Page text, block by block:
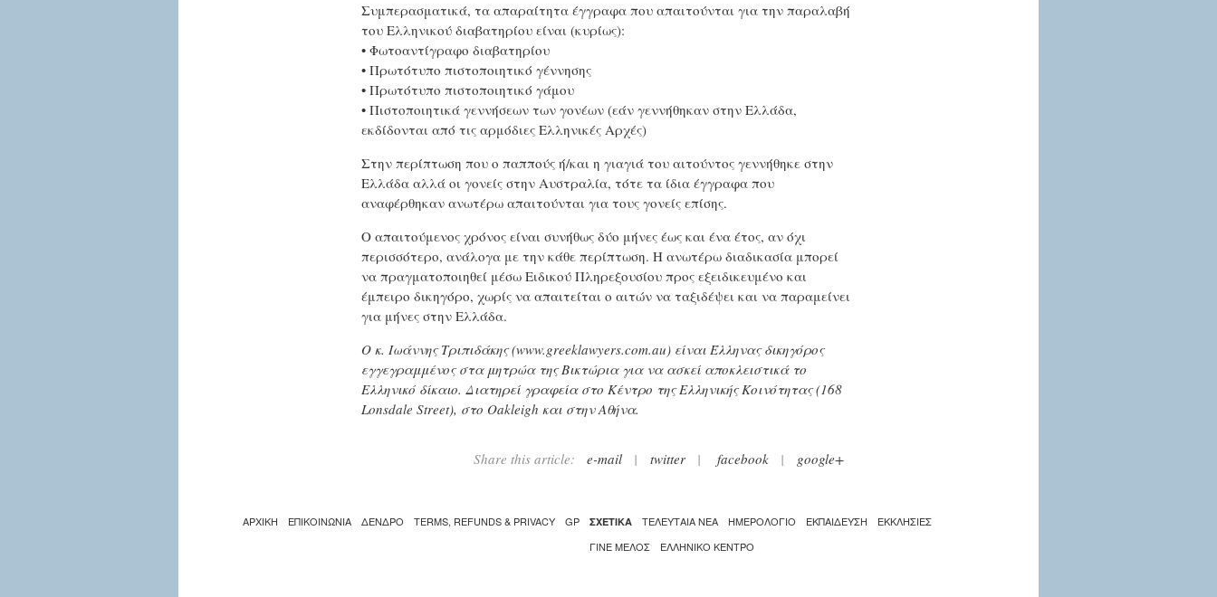
Συμπερασματικά, τα απαραίτητα έγγραφα που απαιτούνται για την παραλαβή
του Ελληνικού διαβατηρίου είναι (κυρίως):
• Φωτοαντίγραφο διαβατηρίου
• Πρωτότυπο πιστοποιητικό γέννησης
• Πρωτότυπο πιστοποιητικό γάμου
• Πιστοποιητικά γεννήσεων των γονέων (εάν γεννήθηκαν στην Ελλάδα,
εκδίδονται από τις αρμόδιες Ελληνικές Αρχές)
Στην περίπτωση που ο παππούς ή/και η γιαγιά του αιτούντος γεννήθηκε στην
Ελλάδα αλλά οι γονείς στην Αυστραλία, τότε τα ίδια έγγραφα που
αναφέρθηκαν ανωτέρω απαιτούνται για τους γονείς επίσης.
Ο απαιτούμενος χρόνος είναι συνήθως δύο μήνες έως και ένα έτος, αν όχι
περισσότερο, ανάλογα με την κάθε περίπτωση. Η ανωτέρω διαδικασία μπορεί
να πραγματοποιηθεί μέσω Ειδικού Πληρεξουσίου προς εξειδικευμένο και
έμπειρο δικηγόρο, χωρίς να απαιτείται ο αιτών να ταξιδέψει και να παραμείνει
για μήνες στην Ελλάδα.
Ο κ. Ιωάννης Τριπιδάκης (www.greeklawyers.com.au) είναι Έλληνας δικηγόρος
εγγεγραμμένος στα μητρώα της Βικτώρια για να ασκεί αποκλειστικά το
Ελληνικό δίκαιο. Διατηρεί γραφεία στο Κέντρο της Ελληνικής Κοινότητας (168
Lonsdale Street), στο Oakleigh και στην Αθήνα.
Share this article: e-mail | twitter | facebook | google+
ΑΡΧΙΚΗ ΕΠΙΚΟΙΝΩΝΙΑ ΔΕΝΔΡΟ TERMS, REFUNDS & PRIVACY GP ΣΧΕΤΙΚΑ ΤΕΛΕΥΤΑΙΑ ΝΕΑ ΗΜΕΡΟΛΟΓΙΟ ΕΚΠΑΙΔΕΥΣΗ
ΕΚΚΛΗΣΙΕΣ
ΓΙΝΕ ΜΕΛΟΣ
ΕΛΛΗΝΙΚΌ ΚΈΝΤΡΟ